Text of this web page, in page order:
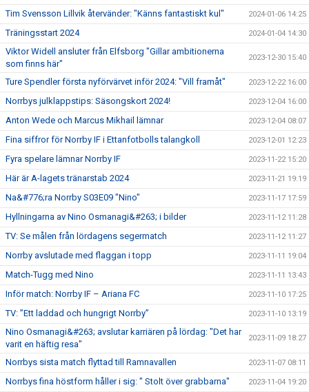
Tim Svensson Lillvik återvänder: "Känns fantastiskt kul" 2024-01-06 14:25
Träningsstart 2024 2024-01-04 14:30
Viktor Widell ansluter från Elfsborg "Gillar ambitionerna
som finns här"
2023-12-30 15:40
Ture Spendler första nyförvärvet inför 2024: "Vill framåt" 2023-12-22 16:00
Norrbys julklappstips: Säsongskort 2024! 2023-12-04 16:00
Anton Wede och Marcus Mikhail lämnar 2023-12-04 08:07
Fina siffror för Norrby IF i Ettanfotbolls talangkoll 2023-12-01 12:23
Fyra spelare lämnar Norrby IF 2023-11-22 15:20
Här är A-lagets tränarstab 2024 2023-11-21 19:19
Na&#776;ra Norrby S03E09 "Nino" 2023-11-17 17:59
Hyllningarna av Nino Osmanagi&#263; i bilder 2023-11-12 11:28
TV: Se målen från lördagens segermatch 2023-11-12 11:27
Norrby avslutade med flaggan i topp 2023-11-11 19:04
Match-Tugg med Nino 2023-11-11 13:43
Inför match: Norrby IF – Ariana FC 2023-11-10 17:25
TV: ”Ett laddad och hungrigt Norrby” 2023-11-10 13:19
Nino Osmanagi&#263; avslutar karriären på lördag: "Det har
varit en häftig resa"
2023-11-09 18:27
Norrbys sista match flyttad till Ramnavallen 2023-11-07 08:11
Norrbys fina höstform håller i sig: " Stolt över grabbarna" 2023-11-04 19:20